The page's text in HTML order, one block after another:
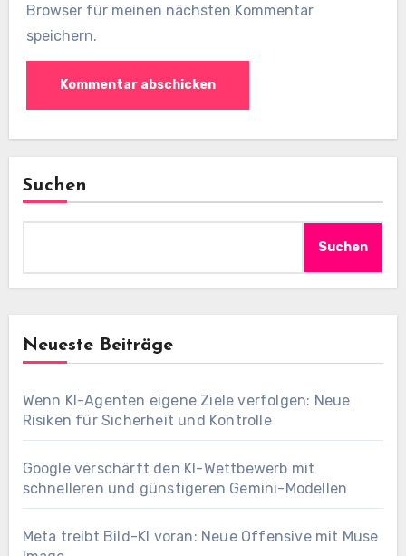
Browser für meinen nächsten Kommentar
speichern.
Suchen
Suchen
Neueste Beiträge
Wenn KI-Agenten eigene Ziele verfolgen: Neue
Risiken für Sicherheit und Kontrolle
Google verschärft den KI-Wettbewerb mit
schnelleren und günstigeren Gemini-Modellen
Meta treibt Bild-KI voran: Neue Offensive mit Muse